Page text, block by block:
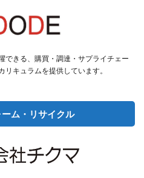
できる、購買・調達・サプライチェー
キュラムを提供しています。
ム・リサイクル